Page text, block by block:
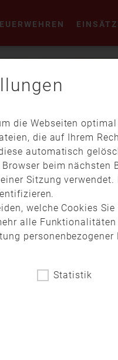
die Webseiten
die auf Ihrem
automatisch
beim
Sitzung
welche Cookies
alle
Statistik